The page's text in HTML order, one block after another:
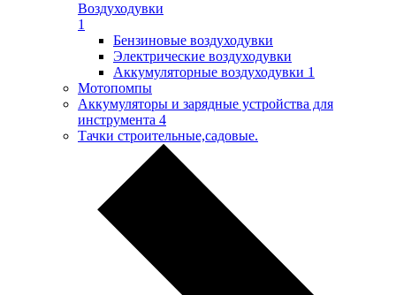
Воздуходувки
1
Бензиновые воздуходувки
Электрические воздуходувки
Аккумуляторные воздуходувки 1
Мотопомпы
Аккумуляторы и зарядные устройства для
инструмента 4
Тачки строительные,садовые.